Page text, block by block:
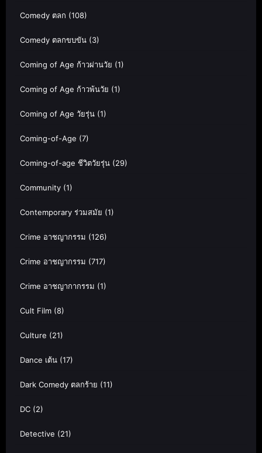
Comedy ตลก (108)
Comedy ตลกขบขัน (3)
Coming of Age ก้าวผ่านวัย (1)
Coming of Age ก้าวพ้นวัย (1)
Coming of Age วัยรุ่น (1)
Coming-of-Age (7)
Coming-of-age ชีวิตวัยรุ่น (29)
Community (1)
Contemporary ร่วมสมัย (1)
Crime อาชญากรรม (126)
Crime อาชญากรรม (717)
Crime อาชญากากรรม (1)
Cult Film (8)
Culture (21)
Dance เต้น (17)
Dark Comedy ตลกร้าย (11)
DC (2)
Detective (21)